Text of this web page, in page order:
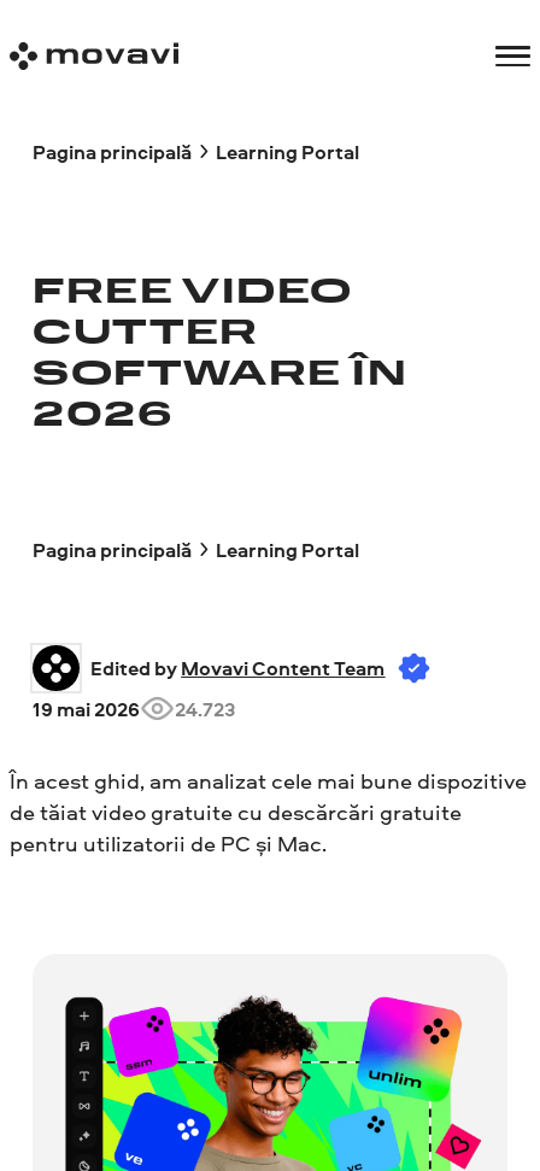
Pagina principală Learning Portal
FREE VIDEO
CUTTER
SOFTWARE ÎN
2026
Pagina principală Learning Portal
Edited by Movavi Content Team
19 mai 2026
24.723
În acest ghid, am analizat cele mai bune dispozitive
de tăiat video gratuite cu descărcări gratuite
pentru utilizatorii de PC și Mac.